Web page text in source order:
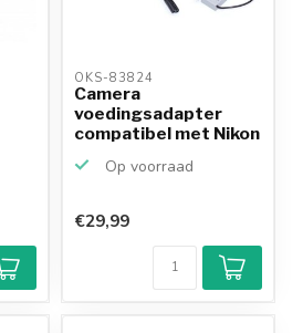
OKS-83824
Camera
voedingsadapter
compatibel met Nikon
Op voorraad
€29,99